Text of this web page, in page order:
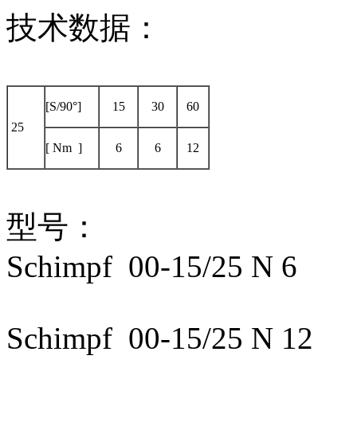
技术数据：
25
[S/90°] 15 30 60
[ Nm ] 6 6 12
型号：
Schimpf 00-15/25 N 6
Schimpf 00-15/25 N 12